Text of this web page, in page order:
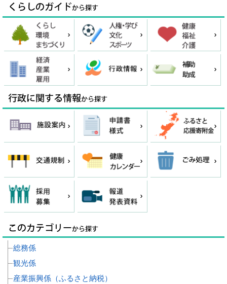
総務係
観光係
産業振興係（ふるさと納税）